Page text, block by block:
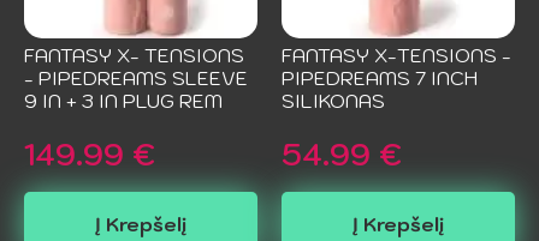
FANTASY X- TENSIONS
- PIPEDREAMS SLEEVE
9 IN + 3 IN PLUG REM
149.99 €
Į Krepšelį
FANTASY X-TENSIONS -
PIPEDREAMS 7 INCH
SILIKONAS
54.99 €
Į Krepšelį